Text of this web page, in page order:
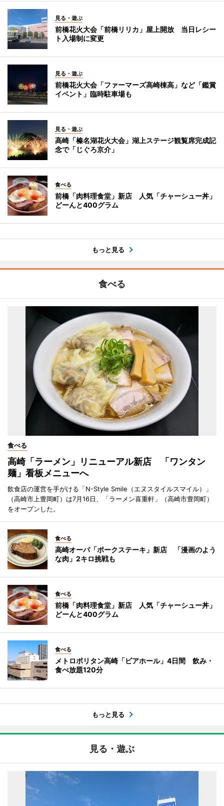
見る・遊ぶ
前橋花火大会「前橋リリカ」屋上開放 当日レシー
ト入場制に変更
見る・遊ぶ
前橋花火大会「ファーマーズ高崎棟高」など「鑑賞
イベント」臨時駐車場も
見る・遊ぶ
高崎「榛名湖花火大会」湖上ステージ観覧席完成記
念で「じぐろ京介」
食べる
前橋「肉料理食堂」新店 人気「チャーシュー丼」
どーんと400グラム
もっと見る
食べる
食べる
高崎「ラーメン」リニューアル新店 「ワンタン
麺」看板メニューへ
飲食店の運営を手がける「N-Style Smile（エヌスタイルスマイル）」
（高崎市上豊岡町）は7月16日、「ラーメン喜重軒」（高崎市豊岡町）
をオープンした。
食べる
高崎オーパ「ポークステーキ」新店 「漫画のよう
な肉」2キロ挑戦も
食べる
前橋「肉料理食堂」新店 人気「チャーシュー丼」
どーんと400グラム
食べる
メトロポリタン高崎「ビアホール」4日間 飲み・
食べ放題120分
もっと見る
見る・遊ぶ